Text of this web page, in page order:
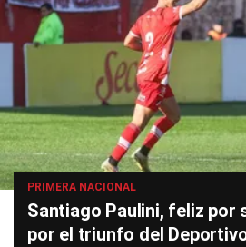
PRIMERA NACIONAL
Santiago Paulini, feliz por
por el triunfo del